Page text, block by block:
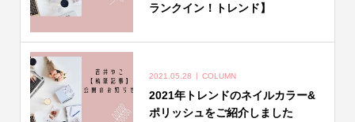
ランクイン！トレンド】
2021.05.28 COLUMN
2021年トレンドのネイルカラー&
ポリッシュをご紹介しました